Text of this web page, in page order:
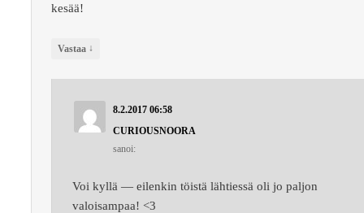
kesää!
Vastaa ↓
8.2.2017 06:58
CURIOUSNOORA
sanoi:
Voi kyllä — eilenkin töistä lähtiessä oli jo paljon
valoisampaa! <3